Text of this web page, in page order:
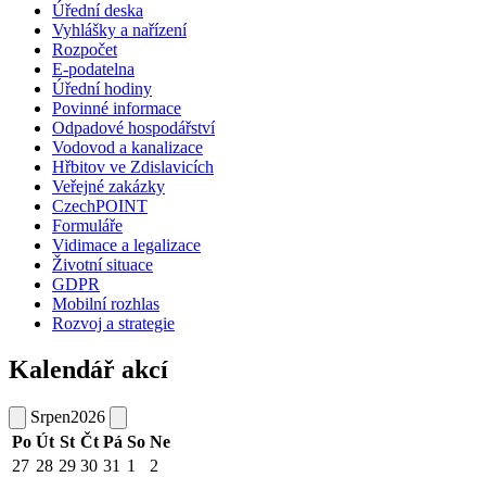
Úřední deska
Vyhlášky a nařízení
Rozpočet
E-podatelna
Úřední hodiny
Povinné informace
Odpadové hospodářství
Vodovod a kanalizace
Hřbitov ve Zdislavicích
Veřejné zakázky
CzechPOINT
Formuláře
Vidimace a legalizace
Životní situace
GDPR
Mobilní rozhlas
Rozvoj a strategie
Kalendář akcí
Srpen2026
Po Út St Čt Pá So Ne
27 28 29 30 31 1
2